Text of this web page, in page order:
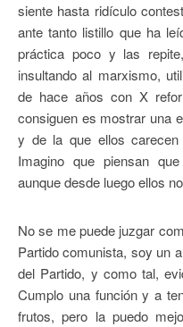
siente hasta ridículo
ante tanto listillo que ha
práctica poco y las
insultando al marxismo,
de hace años con X
consiguen es mostrar una
y de la que ellos carecen
Imagino que piensan
aunque desde luego ellos
No se me puede juzgar
Partido comunista, soy un
del Partido, y como tal,
Cumplo una función y a
frutos, pero la puedo